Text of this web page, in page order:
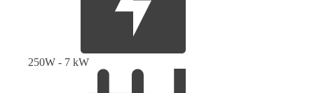
250W - 7 kW